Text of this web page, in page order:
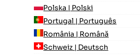
Polska | Polski
Portugal | Português
România | Română
Schweiz | Deutsch